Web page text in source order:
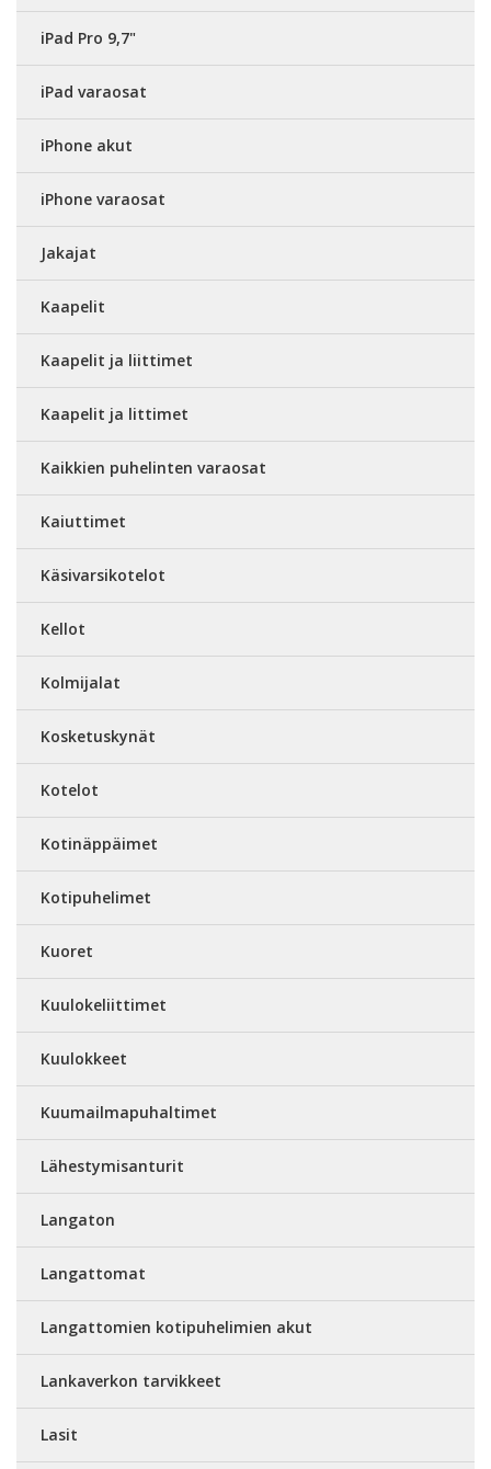
iPad Pro 9,7"
iPad varaosat
iPhone akut
iPhone varaosat
Jakajat
Kaapelit
Kaapelit ja liittimet
Kaapelit ja littimet
Kaikkien puhelinten varaosat
Kaiuttimet
Käsivarsikotelot
Kellot
Kolmijalat
Kosketuskynät
Kotelot
Kotinäppäimet
Kotipuhelimet
Kuoret
Kuulokeliittimet
Kuulokkeet
Kuumailmapuhaltimet
Lähestymisanturit
Langaton
Langattomat
Langattomien kotipuhelimien akut
Lankaverkon tarvikkeet
Lasit